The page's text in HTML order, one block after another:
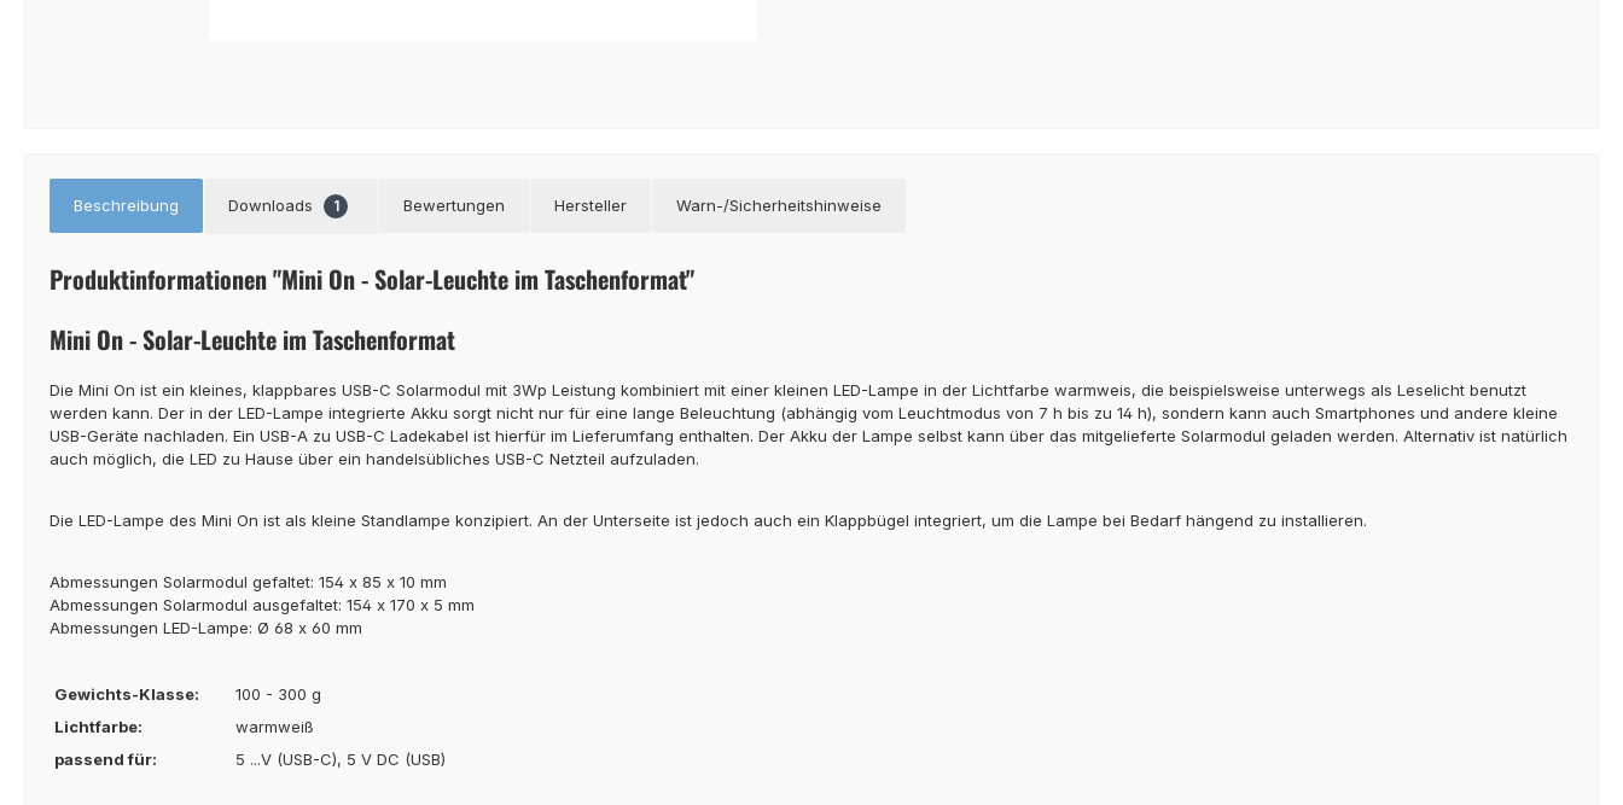
Beschreibung Downloads 1 Bewertungen Hersteller Warn-/Sicherheitshinweise
Produktinformationen "Mini On - Solar-Leuchte im Taschenformat"
Mini On - Solar-Leuchte im Taschenformat
Die Mini On ist ein kleines, klappbares USB-C Solarmodul mit 3Wp Leistung kombiniert mit einer kleinen LED-Lampe in der Lichtfarbe warmweis, die beispielsweise unterwegs als Leselicht benutzt
werden kann. Der in der LED-Lampe integrierte Akku sorgt nicht nur für eine lange Beleuchtung (abhängig vom Leuchtmodus von 7 h bis zu 14 h), sondern kann auch Smartphones und andere kleine
USB-Geräte nachladen. Ein USB-A zu USB-C Ladekabel ist hierfür im Lieferumfang enthalten. Der Akku der Lampe selbst kann über das mitgelieferte Solarmodul geladen werden. Alternativ ist natürlich
auch möglich, die LED zu Hause über ein handelsübliches USB-C Netzteil aufzuladen.
Die LED-Lampe des Mini On ist als kleine Standlampe konzipiert. An der Unterseite ist jedoch auch ein Klappbügel integriert, um die Lampe bei Bedarf hängend zu installieren.
Abmessungen Solarmodul gefaltet: 154 x 85 x 10 mm
Abmessungen Solarmodul ausgefaltet: 154 x 170 x 5 mm
Abmessungen LED-Lampe: Ø 68 x 60 mm
Gewichts-Klasse:
100 - 300 g
Lichtfarbe:
warmweiß
passend für:
5 ...V (USB-C), 5 V DC (USB)